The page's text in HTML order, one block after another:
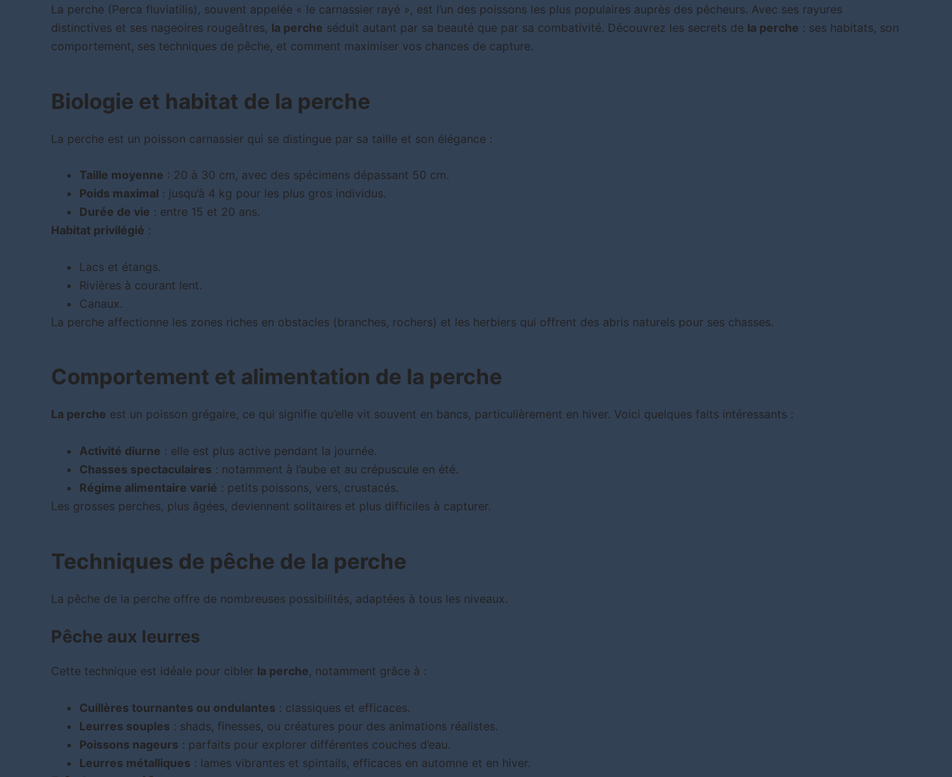
La perche (Perca fluviatilis), souvent appelée « le carnassier rayé », est l’un des poissons les plus populaires auprès des pêcheurs. Avec ses rayures
distinctives et ses nageoires rougeâtres, la perche séduit autant par sa beauté que par sa combativité. Découvrez les secrets de la perche : ses habitats, son
comportement, ses techniques de pêche, et comment maximiser vos chances de capture.
Biologie et habitat de la perche
La perche est un poisson carnassier qui se distingue par sa taille et son élégance :
Taille moyenne : 20 à 30 cm, avec des spécimens dépassant 50 cm.
Poids maximal : jusqu’à 4 kg pour les plus gros individus.
Durée de vie : entre 15 et 20 ans.
Habitat privilégié :
Lacs et étangs.
Rivières à courant lent.
Canaux.
La perche affectionne les zones riches en obstacles (branches, rochers) et les herbiers qui offrent des abris naturels pour ses chasses.
Comportement et alimentation de la perche
La perche est un poisson grégaire, ce qui signifie qu’elle vit souvent en bancs, particulièrement en hiver. Voici quelques faits intéressants :
Activité diurne : elle est plus active pendant la journée.
Chasses spectaculaires : notamment à l’aube et au crépuscule en été.
Régime alimentaire varié : petits poissons, vers, crustacés.
Les grosses perches, plus âgées, deviennent solitaires et plus difficiles à capturer.
Techniques de pêche de la perche
La pêche de la perche offre de nombreuses possibilités, adaptées à tous les niveaux.
Pêche aux leurres
Cette technique est idéale pour cibler la perche, notamment grâce à :
Cuillères tournantes ou ondulantes : classiques et efficaces.
Leurres souples : shads, finesses, ou créatures pour des animations réalistes.
Poissons nageurs : parfaits pour explorer différentes couches d’eau.
Leurres métalliques : lames vibrantes et spintails, efficaces en automne et en hiver.